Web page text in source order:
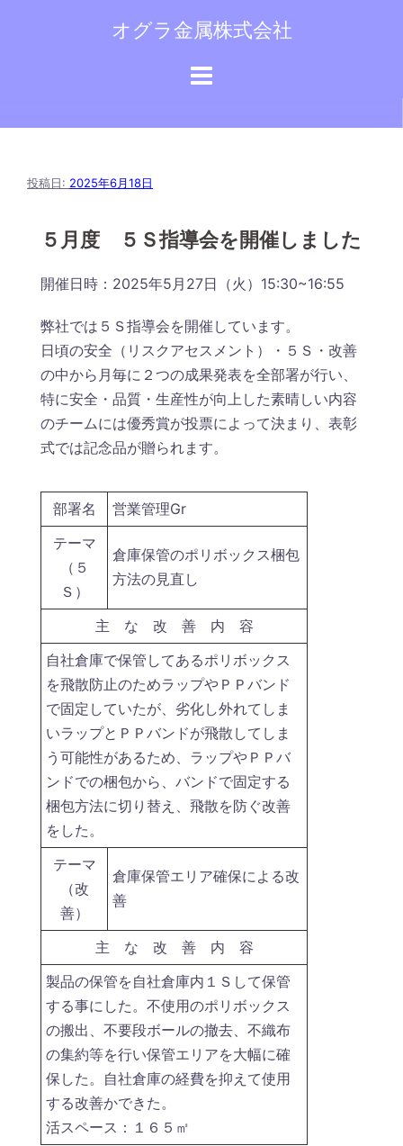
へ
オグラ金属株式会社
投稿日: 2025年6月18日
５月度 ５Ｓ指導会を開催しました
開催日時：2025年5月27日（火）15:30~16:55
弊社では５Ｓ指導会を開催しています。
日頃の安全（リスクアセスメント）・５Ｓ・改善
の中から月毎に２つの成果発表を全部署が行い、
特に安全・品質・生産性が向上した素晴しい内容
のチームには優秀賞が投票によって決まり、表彰
式では記念品が贈られます。
部署名
営業管理Gr
テーマ
（５
Ｓ）
倉庫保管のポリボックス梱包
方法の見直し
主 な 改 善 内 容
自社倉庫で保管してあるポリボックス
を飛散防止のためラップやＰＰバンド
で固定していたが、劣化し外れてしま
いラップとＰＰバンドが飛散してしま
う可能性があるため、ラップやＰＰバ
ンドでの梱包から、バンドで固定する
梱包方法に切り替え、飛散を防ぐ改善
をした。
テーマ
（改
善）
倉庫保管エリア確保による改
善
主 な 改 善 内 容
製品の保管を自社倉庫内１Ｓして保管
する事にした。不使用のポリボックス
の搬出、不要段ボールの撤去、不織布
の集約等を行い保管エリアを大幅に確
保した。自社倉庫の経費を抑えて使用
する改善かできた。
活スペース：１６５㎡